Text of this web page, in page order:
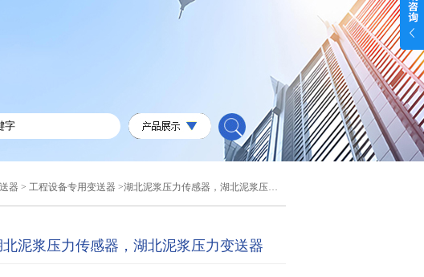
器 > 工程设备专用变送器 >湖北泥浆压力传感器，湖北泥浆压力变送器
北泥浆压力传感器，湖北泥浆压力变送器